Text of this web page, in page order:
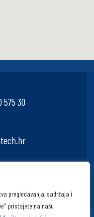
pregledavanja, sadržaja i
pristajete na našu
575 30